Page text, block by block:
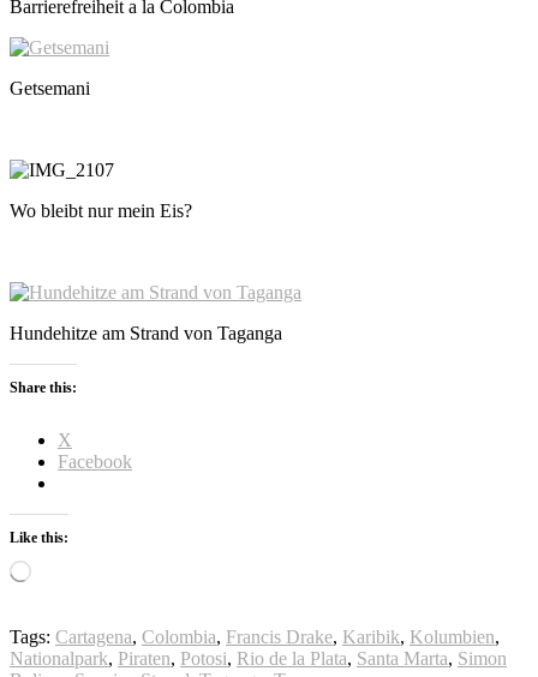
Barrierefreiheit a la Colombia
Getsemani
Wo bleibt nur mein Eis?
Hundehitze am Strand von Taganga
Share this:
X
Facebook
Like this:
Loading…
Tags: Cartagena, Colombia, Francis Drake, Karibik, Kolumbien,
Nationalpark, Piraten, Potosi, Rio de la Plata, Santa Marta, Simon